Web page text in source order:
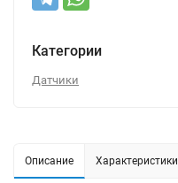
Категории
Датчики
Описание Характеристики